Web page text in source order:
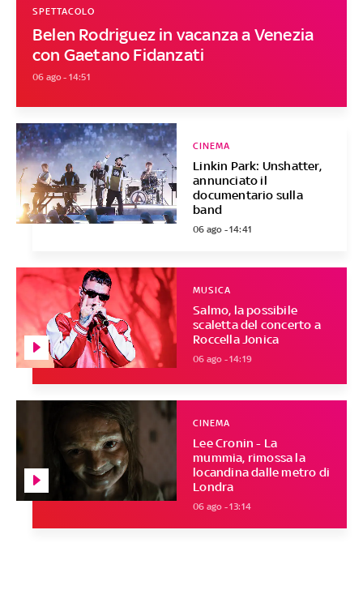
Belen Rodriguez in vacanza a Venezia
con Gaetano Fidanzati
SPETTACOLO
06 ago - 14:51
Linkin Park: Unshatter,
annunciato il
documentario sulla
band
CINEMA
06 ago - 14:41
Salmo, la possibile
scaletta del concerto a
Roccella Jonica
MUSICA
06 ago - 14:19
Lee Cronin - La
mummia, rimossa la
locandina dalle metro di
Londra
CINEMA
06 ago - 13:14